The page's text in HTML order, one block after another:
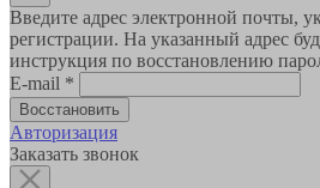
Введите адрес электронной почты,
регистрации. На указанный адрес
инструкция по восстановлению
E-mail *
Авторизация
Заказать звонок